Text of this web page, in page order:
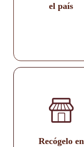
el país
Recógelo en